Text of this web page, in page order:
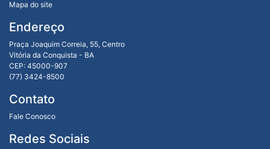
Mapa do site
Endereço
Praça Joaquim Correia, 55, Centro
Vitória da Conquista - BA
CEP: 45000-907
(77) 3424-8500
Contato
Fale Conosco
Redes Sociais